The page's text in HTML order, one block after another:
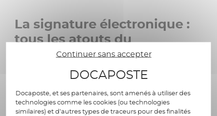
La signature électronique :
tous les atouts du
numérique, la valeur
juridique en plus
Autres atouts hérités du numérique :
Continuer sans accepter
DOCAPOSTE
Docaposte, et ses partenaires, sont amenés à utiliser des
technologies comme les cookies (ou technologies
similaires) et d’autres types de traceurs pour des finalités